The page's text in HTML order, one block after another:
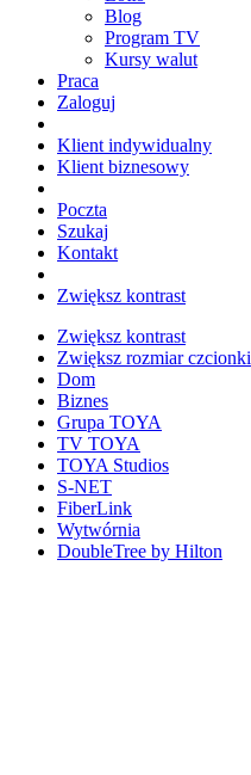
Blog
Program TV
Kursy walut
Praca
Zaloguj
Klient indywidualny
Klient biznesowy
Poczta
Szukaj
Kontakt
Zwiększ kontrast
Zwiększ kontrast
Zwiększ rozmiar czcionki
Dom
Biznes
Grupa TOYA
TV TOYA
TOYA Studios
S-NET
FiberLink
Wytwórnia
DoubleTree by Hilton